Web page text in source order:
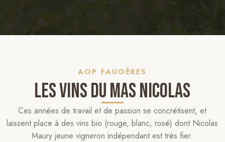
AOP FAUGÈRES
Les vins du Mas Nicolas
Ces années de travail et de passion se concrétisent, et
laissent place à des vins bio (rouge, blanc, rosé) dont Nicolas
Maury jeune vigneron indépendant est très fier.